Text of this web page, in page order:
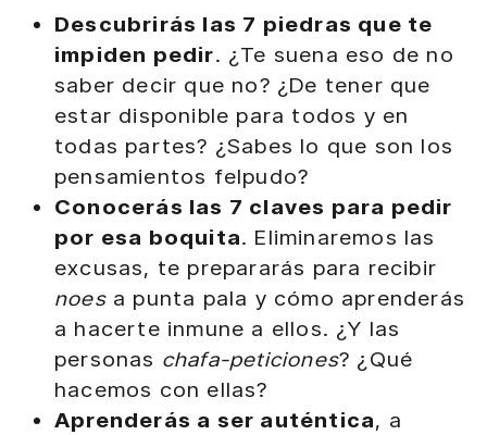
Descubrirás las 7 piedras que te
impiden pedir. ¿Te suena eso de no
saber decir que no? ¿De tener que
estar disponible para todos y en
todas partes? ¿Sabes lo que son los
pensamientos felpudo?
Conocerás las 7 claves para pedir
por esa boquita. Eliminaremos las
excusas, te prepararás para recibir
noesa punta pala y cómo aprenderás
a hacerte inmune a ellos. ¿Y las
personas chafa-peticiones? ¿Qué
hacemos con ellas?
Aprenderás a ser auténtica, a